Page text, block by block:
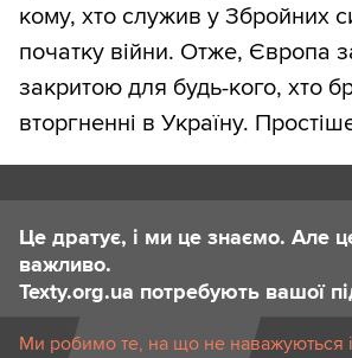
кому, хто служив у Збройних
початку війни. Отже, Європа
закритою для будь-кого, хто
вторгненні в Україну.
Це дратує, і ми це знаємо. Але
важливо.
Texty.org.ua потребують вашої
Ми робимо те, на що не наважуються